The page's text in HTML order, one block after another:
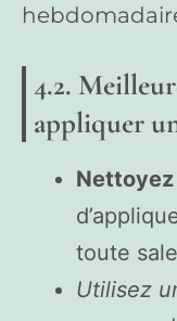
4.2.
appliquer
toute
Utilisez